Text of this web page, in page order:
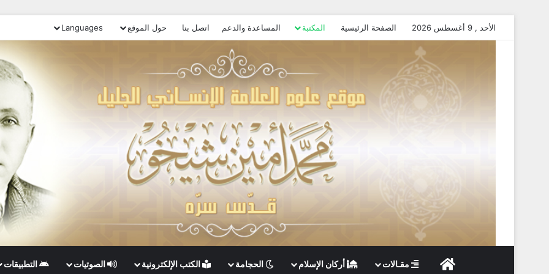
الأحد , 9 أغسطس 2026 الصفحة الرئيسية المكتبة المساعدة والدعم اتصل بنا حول الموقع Languages
الصفحة الرئيسية
مقـالات أركان الإسلام الحجامة الكتب الإلكترونية الصوتيات التطبيقات